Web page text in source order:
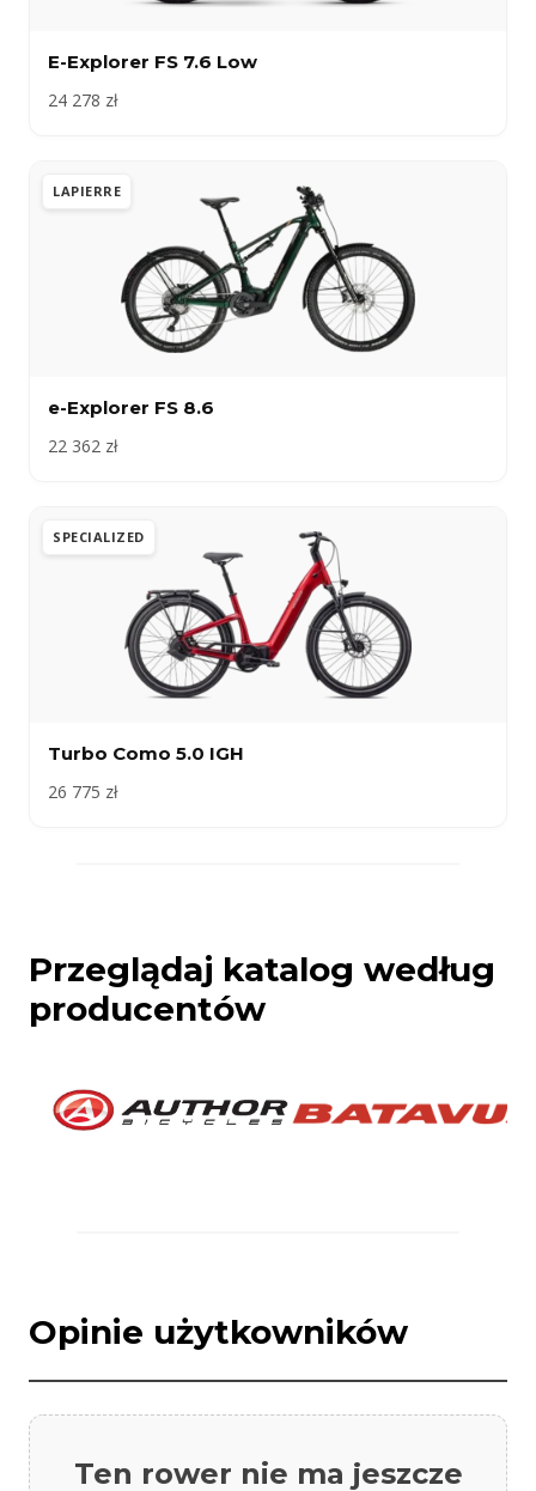
E-Explorer FS 7.6 Low
24 278 zł
LAPIERRE
e-Explorer FS 8.6
22 362 zł
SPECIALIZED
Turbo Como 5.0 IGH
26 775 zł
Przeglądaj katalog według
producentów
Opinie użytkowników
Ten rower nie ma jeszcze